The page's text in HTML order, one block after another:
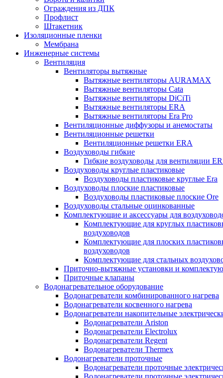
Ограждения из ДПК
Профлист
Штакетник
Изоляционные пленки
Мембрана
Инженерные системы
Вентиляция
Вентиляторы вытяжные
Вытяжные вентиляторы AURAMAX
Вытяжные вентиляторы Cata
Вытяжные вентиляторы DiCiTi
Вытяжные вентиляторы ERA
Вытяжные вентиляторы Era Pro
Вентиляционные диффузоры и анемостаты
Вентиляционные решетки
Вентиляционные решетки ERA
Воздуховоды гибкие
Гибкие воздуховоды для вентиляции
Воздуховоды круглые пластиковые
Воздуховоды пластиковые круглые Era
Воздуховоды плоские пластиковые
Воздуховоды пластиковые плоские Ore
Воздуховоды стальные оцинкованные
Комплектующие и аксессуары для
Комплектующие для круглых
воздуховодов
Комплектующие для плоских
воздуховодов
Комплектующие для стальных
Приточно-вытяжные установки и
Приточные клапаны
Водонагревательное оборудование
Водонагреватели комбинированного нагрева
Водонагреватели косвенного нагрева
Водонагреватели накопительные
Водонагреватели Ariston
Водонагреватели Electrolux
Водонагреватели Regent
Водонагреватели Thermex
Водонагреватели проточные
Водонагреватели проточные